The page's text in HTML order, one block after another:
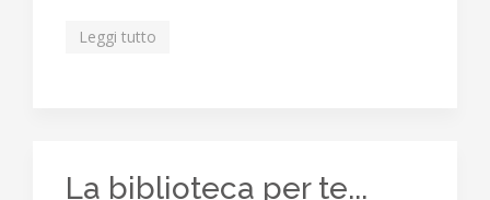
Leggi tutto
La biblioteca per te...